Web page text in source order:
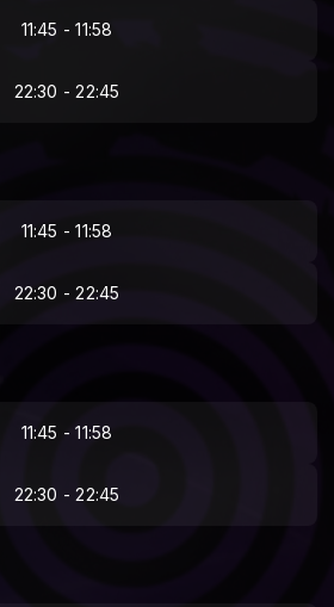
11:45 - 11:58
22:30 - 22:45
11:45 - 11:58
22:30 - 22:45
11:45 - 11:58
22:30 - 22:45